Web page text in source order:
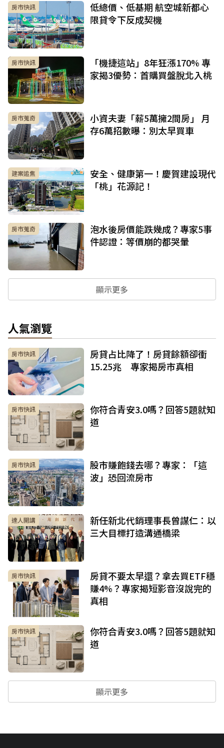
房市快訊
低總價、低基期 航空城新都心
限貸令下反成契機
房市快訊
「機捷這站」8年狂漲170% 專
家揭3優勢：首購買盤脫北入桃
房市蒐奇
小資夫妻「薪5萬擁2間房」 月
存6萬招數曝：別太早買車
建案追焦
安全、健康第一！慶賀建設現代
「桃」花源記！
房市蒐奇
泡水後房價能跌幾成？專家5事
件認證：等價崩的都哭暈
顯示更多
人氣瀏覽
房市快訊
房貸占比降了！房貸餘額卻衝
15.25兆 專家揭房市真相
房市快訊
你符合青安3.0嗎？回答5題就知
道
房市快訊
股市賺飽錢去哪？專家：「這
波」恐回流房市
達人開講
新任新北代銷理事長曾謀仁：以
三大目標打造溝通橋梁
房市快訊
房貸不要太早還？拿去買ETF穩
賺4%？專家揭短影音沒說完的
真相
房市快訊
你符合青安3.0嗎？回答5題就知
道
顯示更多